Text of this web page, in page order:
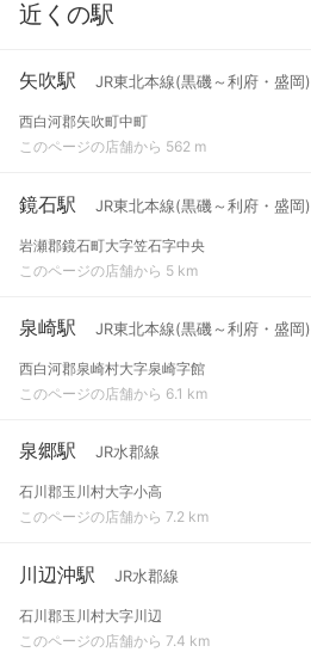
近くの駅
矢吹駅 JR東北本線(黒磯～利府・盛岡)
西白河郡矢吹町中町
このページの店舗から 562 m
鏡石駅 JR東北本線(黒磯～利府・盛岡)
岩瀬郡鏡石町大字笠石字中央
このページの店舗から 5 km
泉崎駅 JR東北本線(黒磯～利府・盛岡)
西白河郡泉崎村大字泉崎字館
このページの店舗から 6.1 km
泉郷駅 JR水郡線
石川郡玉川村大字小高
このページの店舗から 7.2 km
川辺沖駅 JR水郡線
石川郡玉川村大字川辺
このページの店舗から 7.4 km